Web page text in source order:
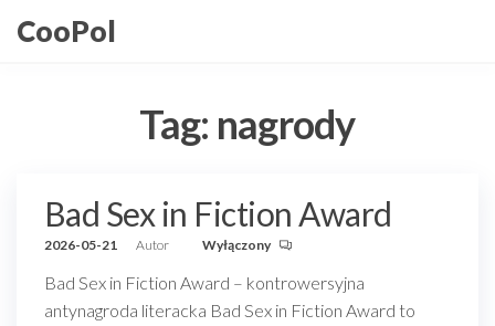
doCooPol
Tag: nagrody
Bad Sex in Fiction Award
2026-05-21 Autor Wyłączony
Bad Sex in Fiction Award – kontrowersyjna
antynagroda literacka Bad Sex in Fiction Award to